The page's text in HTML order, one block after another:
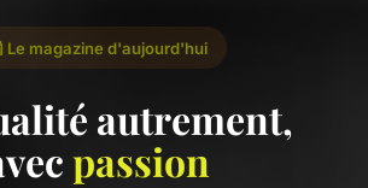
Le magazine d'aujourd'hui
autrement,
passion